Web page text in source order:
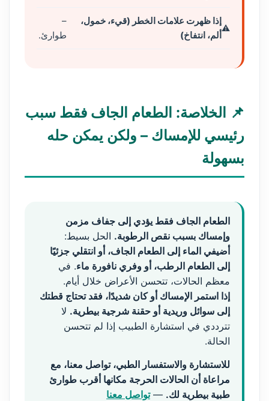
إذا ظهرت علامات الخطر (قيء، خمول،
ألم، انتفاخ)
–
طوارئ.
📌 الخلاصة: الطعام الجاف فقط سبب
رئيسي للإمساك – ولكن يمكن حله
بسهولة
الطعام الجاف فقط يؤدي إلى جفاف مزمن
وإمساك بسبب نقص الرطوبة. الحل بسيط:
أضيفي الماء إلى الطعام الجاف، أو انتقلي جزئيًا
إلى الطعام الرطب، أو وفري نافورة ماء. في
معظم الحالات، تتحسن الأعراض خلال أيام.
إذا استمر الإمساك أو كان شديدًا، فقد تحتاج قطتك
إلى سوائل وريدية أو حقنة شرجية بيطرية. لا
تترددي في استشارة الطبيب إذا لم تتحسن
الحالة.
للاستشارة والاستفسار الطبي، تواصل معنا، مع
مراعاة أن الحالات الحرجة مكانها أقرب طوارئ
طبية بيطرية لك. —تواصل معنا